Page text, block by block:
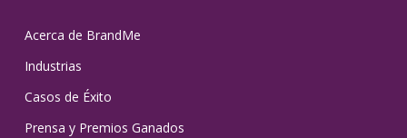
Acerca de BrandMe
Industrias
Casos de Éxito
Prensa y Premios Ganados